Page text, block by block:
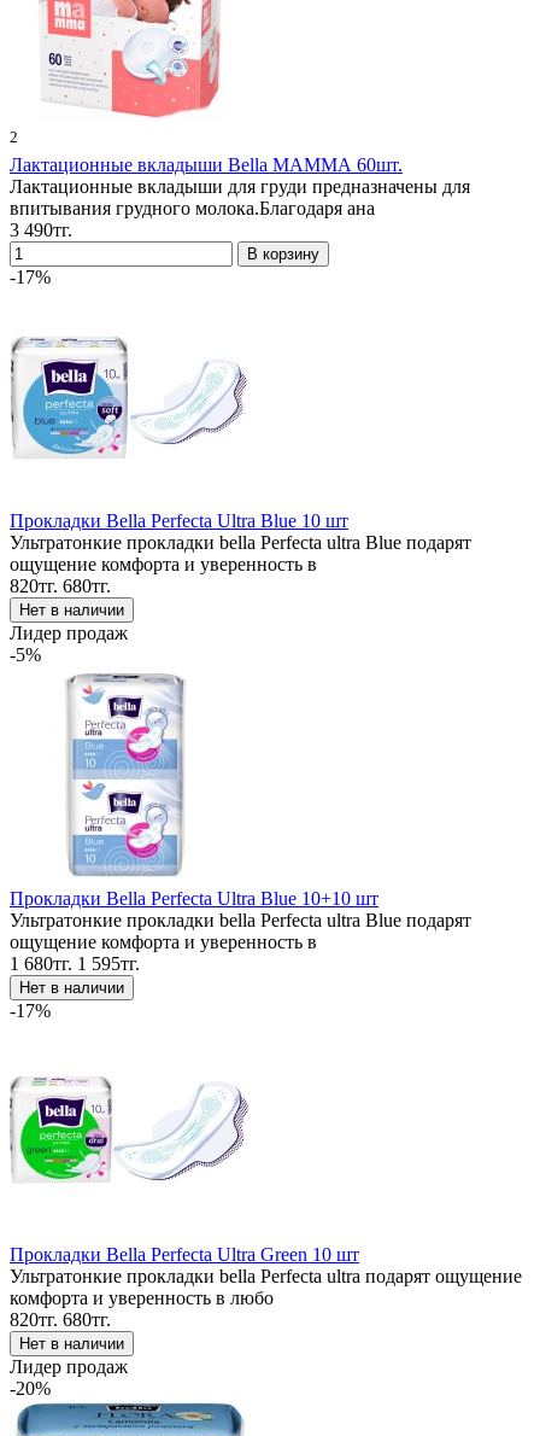
2
Лактационные вкладыши Bella МАММА 60шт.
Лактационные вкладыши для груди предназначены для
впитывания грудного молока.Благодаря ана
3 490тг.
-17%
Прокладки Bella Perfecta Ultra Blue 10 шт
Ультратонкие прокладки bella Perfecta ultra Blue подарят
ощущение комфорта и уверенность в
820тг. 680тг.
Лидер продаж
-5%
Прокладки Bella Perfecta Ultra Blue 10+10 шт
Ультратонкие прокладки bella Perfecta ultra Blue подарят
ощущение комфорта и уверенность в
1 680тг. 1 595тг.
-17%
Прокладки Bella Perfecta Ultra Green 10 шт
Ультратонкие прокладки bella Perfecta ultra подарят ощущение
комфорта и уверенность в любо
820тг. 680тг.
Лидер продаж
-20%